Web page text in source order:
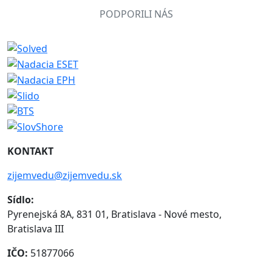
PODPORILI NÁS
KONTAKT
zijemvedu@zijemvedu.sk
Sídlo:
Pyrenejská 8A, 831 01, Bratislava - Nové mesto,
Bratislava III
IČO: 51877066